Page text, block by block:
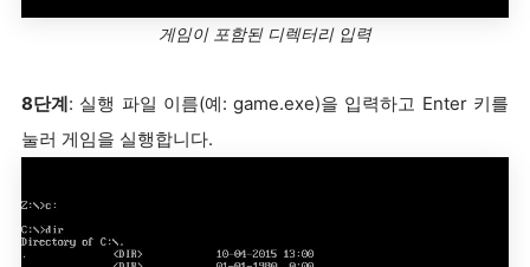
게임이 포함된 디렉터리 입력
8단계: 실행 파일 이름(예: game.exe)을 입력하고 Enter 키를
눌러 게임을 실행합니다.